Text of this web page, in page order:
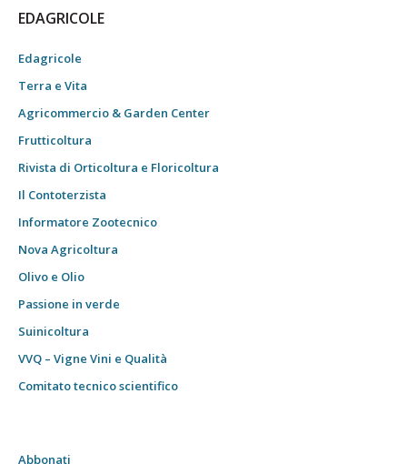
EDAGRICOLE
Edagricole
Terra e Vita
Agricommercio & Garden Center
Frutticoltura
Rivista di Orticoltura e Floricoltura
Il Contoterzista
Informatore Zootecnico
Nova Agricoltura
Olivo e Olio
Passione in verde
Suinicoltura
VVQ – Vigne Vini e Qualità
Comitato tecnico scientifico
Abbonati